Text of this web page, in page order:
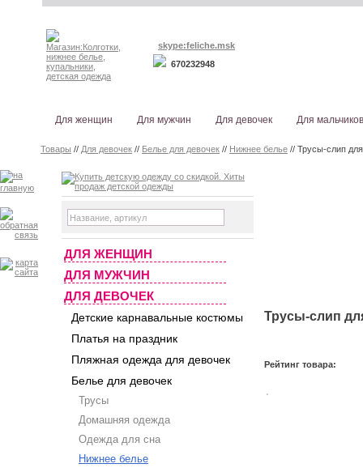
skype:feliche.msk
670232948
Для женщин Для мужчин Для девочек Для мальчиков
Товары // Для девочек // Белье для девочек // Нижнее белье // Трусы-слип
ДЛЯ ЖЕНЩИН
ДЛЯ МУЖЧИН
ДЛЯ ДЕВОЧЕК
Детские карнавальные костюмы
Платья на праздник
Пляжная одежда для девочек
Белье для девочек
Трусы
Домашняя одежда
Одежда для сна
Нижнее белье
Трусы-слип
Рейтинг товара: